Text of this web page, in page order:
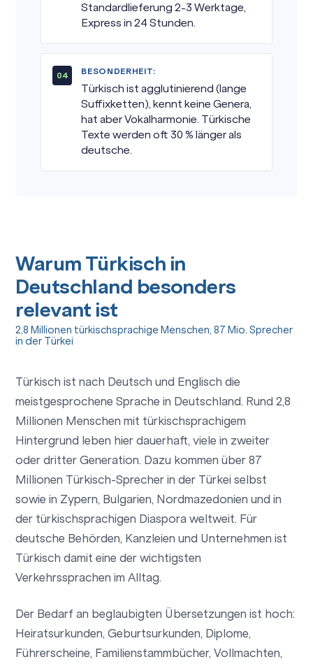
Standardlieferung 2-3 Werktage,
Express in 24 Stunden.
BESONDERHEIT:
Türkisch ist agglutinierend (lange
Suffixketten), kennt keine Genera,
hat aber Vokalharmonie. Türkische
Texte werden oft 30 % länger als
deutsche.
Warum Türkisch in
Deutschland besonders
relevant ist
2,8 Millionen türkischsprachige Menschen, 87 Mio. Sprecher
in der Türkei
Türkisch ist nach Deutsch und Englisch die
meistgesprochene Sprache in Deutschland. Rund 2,8
Millionen Menschen mit türkischsprachigem
Hintergrund leben hier dauerhaft, viele in zweiter
oder dritter Generation. Dazu kommen über 87
Millionen Türkisch-Sprecher in der Türkei selbst
sowie in Zypern, Bulgarien, Nordmazedonien und in
der türkischsprachigen Diaspora weltweit. Für
deutsche Behörden, Kanzleien und Unternehmen ist
Türkisch damit eine der wichtigsten
Verkehrssprachen im Alltag.
Der Bedarf an beglaubigten Übersetzungen ist hoch:
Heiratsurkunden, Geburtsurkunden, Diplome,
Führerscheine, Familienstammbücher, Vollmachten,